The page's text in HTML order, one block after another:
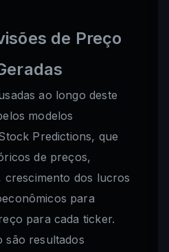
de Preço
ao longo deste
modelos
Predictions, que
de preços,
crescimento dos lucros
para
para cada ticker.
são resultados